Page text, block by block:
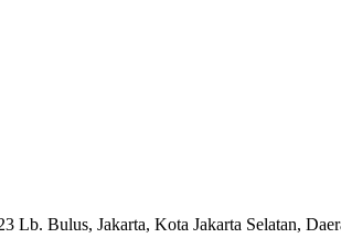
Lb. Bulus, Jakarta, Kota Jakarta Selatan,